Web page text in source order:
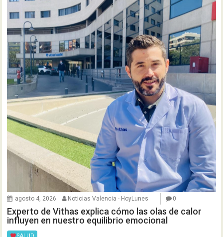
agosto 4, 2026 Noticias Valencia - HoyLunes 0
Experto de Vithas explica cómo las olas de calor
influyen en nuestro equilibrio emocional